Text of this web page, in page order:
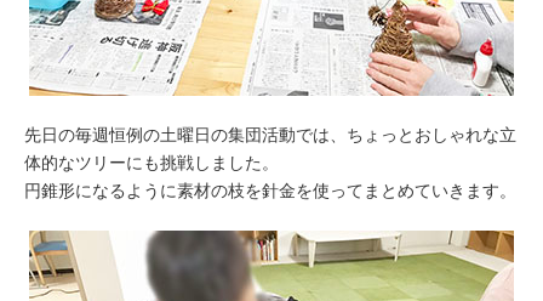
先日の毎週恒例の土曜日の集団活動では、ちょっとおしゃれな立
体的なツリーにも挑戦しました。
円錐形になるように素材の枝を針金を使ってまとめていきます。